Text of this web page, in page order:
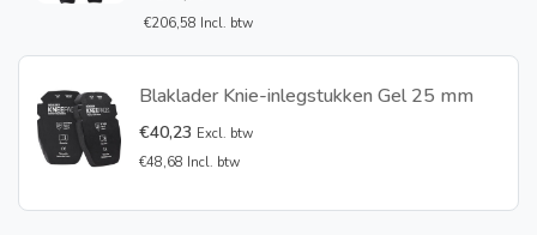
€206,58 Incl. btw
Blaklader Knie-inlegstukken Gel 25 mm
€40,23 Excl. btw
€48,68 Incl. btw